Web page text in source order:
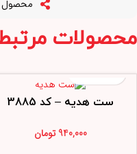
محصول
محصولات
ست هدیه – کد 3885
940,000 تومان